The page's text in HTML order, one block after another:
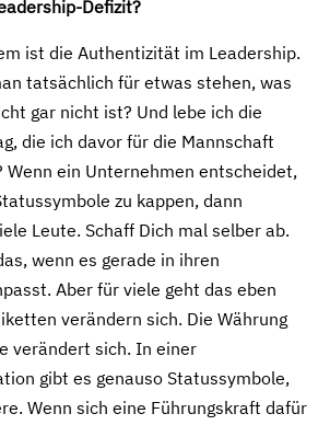
Defizit?
ist die Authentizität im Leadership.
tatsächlich für etwas stehen, was
gar nicht ist? Und lebe ich die
die ich davor für die Mannschaft
Wenn ein Unternehmen entscheidet,
zu kappen, dann
Leute. Schaff Dich mal selber ab.
wenn es gerade in ihren
Aber für viele geht das eben
verändern sich. Die Währung
verändert sich. In einer
gibt es genauso Statussymbole,
Wenn sich eine Führungskraft dafür